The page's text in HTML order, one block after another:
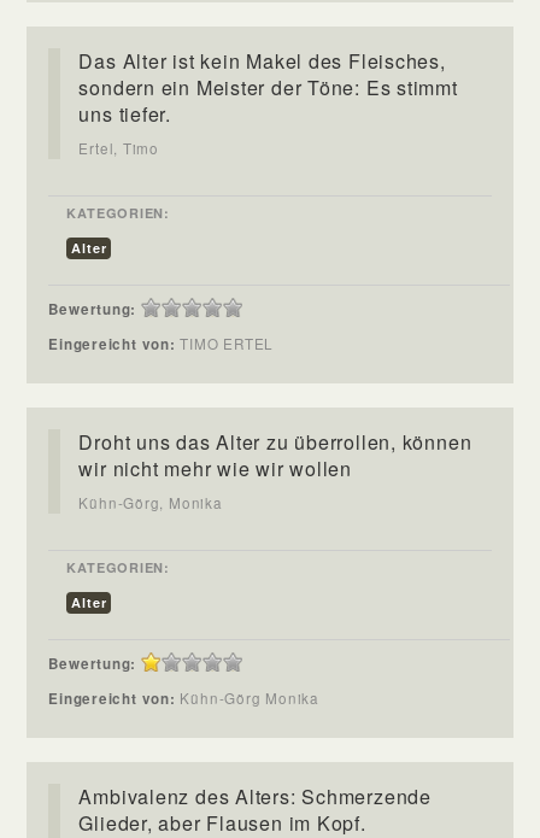
Das Alter ist kein Makel des Fleisches,
sondern ein Meister der Töne: Es stimmt
uns tiefer.
Ertel, Timo
KATEGORIEN:
Alter
Bewertung:
Eingereicht von:TIMO ERTEL
Droht uns das Alter zu überrollen, können
wir nicht mehr wie wir wollen
Kühn-Görg, Monika
KATEGORIEN:
Alter
Bewertung:
Eingereicht von: Kühn-Görg Monika
Ambivalenz des Alters: Schmerzende
Glieder, aber Flausen im Kopf.